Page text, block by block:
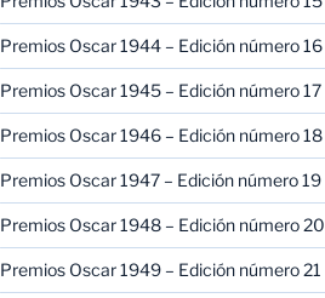
Premios Oscar 1944 – Edición número 16
Premios Oscar 1945 – Edición número 17
Premios Oscar 1946 – Edición número 18
Premios Oscar 1947 – Edición número 19
Premios Oscar 1948 – Edición número 20
Premios Oscar 1949 – Edición número 21